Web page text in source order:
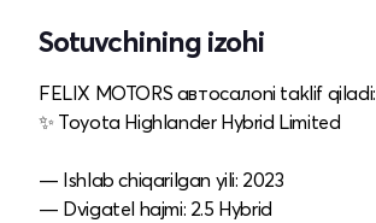
Sotuvchining izohi
FELIX MOTORS автосалoni taklif qiladi:
✨ Toyota Highlander Hybrid Limited
— Ishlab chiqarilgan yili: 2023
— Dvigatel hajmi: 2.5 Hybrid